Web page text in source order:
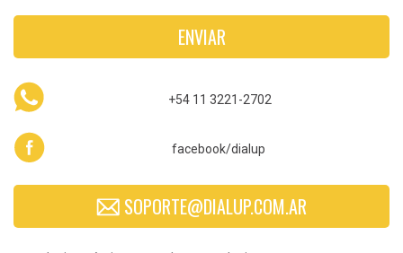
+54 11 3221-2702
facebook/dialup
SOPORTE@DIALUP.COM.AR